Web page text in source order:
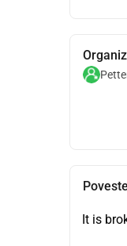
It is